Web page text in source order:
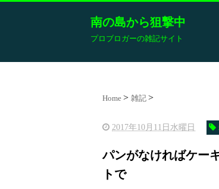
南の島から狙撃中
プロブロガーの雑記サイト
Home 雑記
2017年10月11日水曜日
パンがなければケー
トで